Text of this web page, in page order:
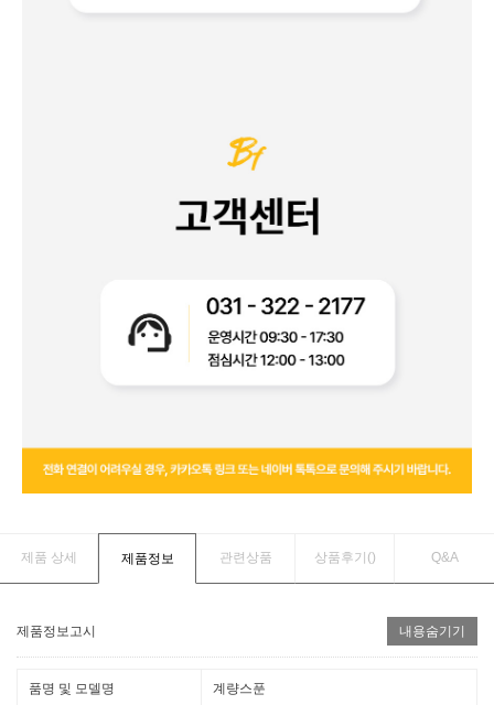
제품 상세 제품정보 관련상품 상품후기() Q&A
제품정보고시 내용숨기기
품명 및 모델명 계량스푼